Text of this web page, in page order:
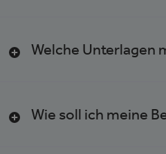
Welche Unterlagen
Wie soll ich meine